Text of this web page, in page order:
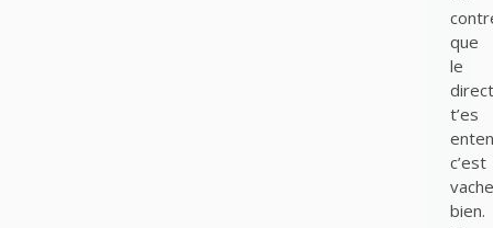
que
le
t’es
c’est
bien.